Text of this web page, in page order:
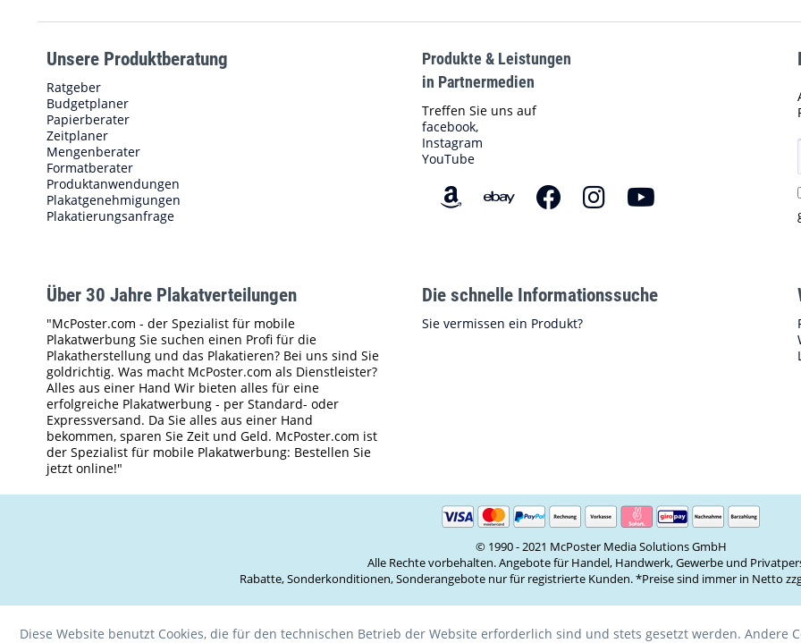
Unsere Produktberatung
Ratgeber
Budgetplaner
Papierberater
Zeitplaner
Mengenberater
Formatberater
Produktanwendungen
Plakatgenehmigungen
Plakatierungsanfrage
Produkte & Leistungen
in Partnermedien
Treffen Sie uns auf
facebook,
Instagram
YouTube
Über 30 Jahre Plakatverteilungen
"McPoster.com - der Spezialist für mobile
Plakatwerbung Sie suchen einen Profi für die
Plakatherstellung und das Plakatieren? Bei uns sind Sie
goldrichtig. Was macht McPoster.com als Dienstleister?
Alles aus einer Hand Wir bieten alles für eine
erfolgreiche Plakatwerbung - per Standard- oder
Expressversand. Da Sie alles aus einer Hand
bekommen, sparen Sie Zeit und Geld. McPoster.com ist
der Spezialist für mobile Plakatwerbung: Bestellen Sie
jetzt online!"
Die schnelle Informationssuche
Sie vermissen ein Produkt?
© 1990 - 2021 McPoster Media Solutions GmbH
Alle Rechte vorbehalten. Angebote für Handel, Handwerk, Gewerbe und
Rabatte, Sonderkonditionen, Sonderangebote nur für registrierte Kunden. *Preise sind immer in Netto
Diese Website benutzt Cookies, die für den technischen Betrieb der Website erforderlich sind und stets gesetzt werden. Andere